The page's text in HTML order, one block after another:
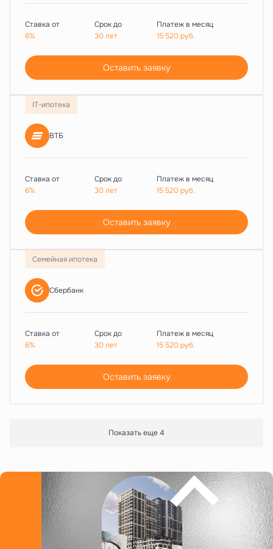
Ставка от
6%
Срок до
30 лет
Платеж в месяц
15 520руб.
Оставить заявку
IT-ипотека
ВТБ
Ставка от
6%
Срок до
30 лет
Платеж в месяц
15 520руб.
Оставить заявку
Семейная ипотека
Сбербанк
Ставка от
6%
Срок до
30 лет
Платеж в месяц
15 520руб.
Оставить заявку
Показать еще 4